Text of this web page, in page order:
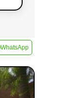
WhatsApp